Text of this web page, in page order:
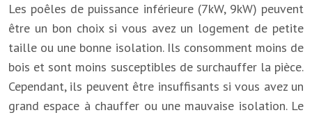
Les poêles de puissance inférieure (7kW, 9kW) peuvent
être un bon choix si vous avez un logement de petite
taille ou une bonne isolation. Ils consomment moins de
bois et sont moins susceptibles de surchauffer la pièce.
Cependant, ils peuvent être insuffisants si vous avez un
grand espace à chauffer ou une mauvaise isolation. Le